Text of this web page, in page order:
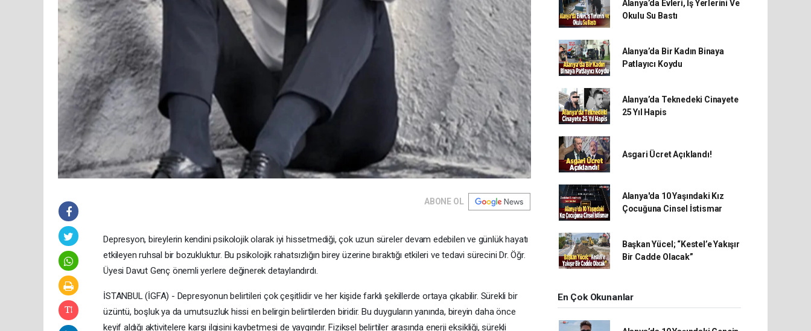
ABONE OL
Depresyon, bireylerin kendini psikolojik olarak iyi hissetmediği, çok uzun süreler devam edebilen ve günlük hayatı
etkileyen ruhsal bir bozukluktur. Bu psikolojik rahatsızlığın birey üzerine bıraktığı etkileri ve tedavi sürecini Dr. Öğr.
Üyesi Davut Genç önemli yerlere değinerek detaylandırdı.
İSTANBUL (İGFA) - Depresyonun belirtileri çok çeşitlidir ve her kişide farklı şekillerde ortaya çıkabilir. Sürekli bir
üzüntü, boşluk ya da umutsuzluk hissi en belirgin belirtilerden biridir. Bu duyguların yanında, bireyin daha önce
keyif aldığı aktivitelere karşı ilgisini kaybetmesi de yaygındır. Fiziksel belirtiler arasında enerji eksikliği, sürekli
Alanya’da Evleri, İş Yerlerini Ve
Okulu Su Bastı
Alanya’da Bir Kadın Binaya
Patlayıcı Koydu
Alanya’da Teknedeki Cinayete
25 Yıl Hapis
Asgari Ücret Açıklandı!
Alanya'da 10 Yaşındaki Kız
Çocuğuna Cinsel İstismar
Başkan Yücel; “Kestel’e Yakışır
Bir Cadde Olacak”
En Çok Okunanlar